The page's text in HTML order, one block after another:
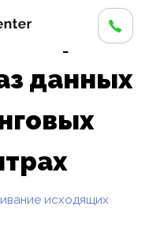
данных
исходящих